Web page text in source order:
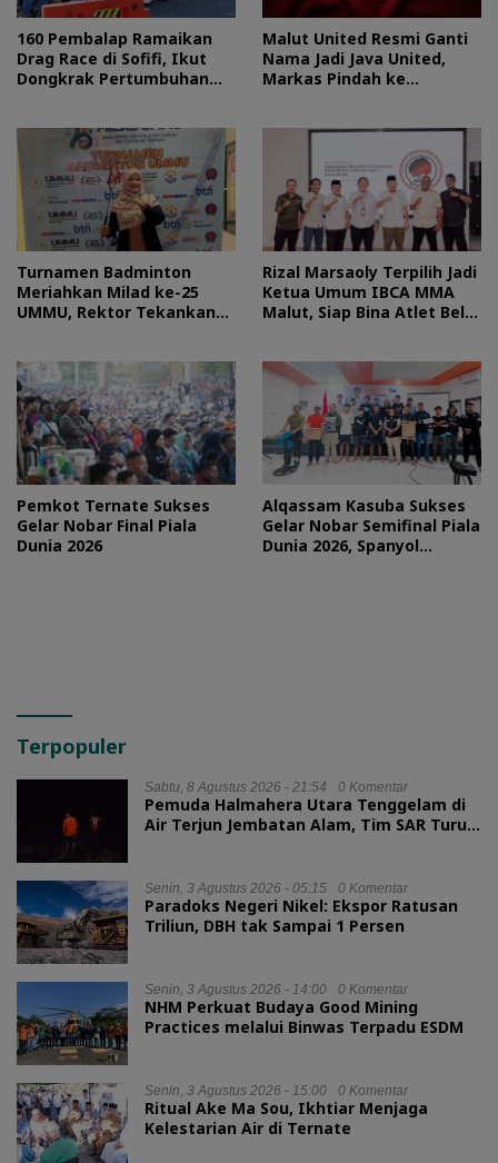
160 Pembalap Ramaikan
Drag Race di Sofifi, Ikut
Dongkrak Pertumbuhan
Malut United Resmi Ganti
Nama Jadi Java United,
Markas Pindah ke
Turnamen Badminton
Meriahkan Milad ke-25
UMMU, Rektor Tekankan
Rizal Marsaoly Terpilih Jadi
Ketua Umum IBCA MMA
Malut, Siap Bina Atlet Bela
Pemkot Ternate Sukses
Gelar Nobar Final Piala
Dunia 2026
Alqassam Kasuba Sukses
Gelar Nobar Semifinal Piala
Dunia 2026, Spanyol
Terpopuler
Sabtu, 8 Agustus 2026 - 21:54 0 Komentar
Pemuda Halmahera Utara Tenggelam di
Air Terjun Jembatan Alam, Tim SAR Turun
Senin, 3 Agustus 2026 - 05:15 0 Komentar
Paradoks Negeri Nikel: Ekspor Ratusan
Triliun, DBH tak Sampai 1 Persen
Senin, 3 Agustus 2026 - 14:00 0 Komentar
NHM Perkuat Budaya Good Mining
Practices melalui Binwas Terpadu ESDM
Senin, 3 Agustus 2026 - 15:00 0 Komentar
Ritual Ake Ma Sou, Ikhtiar Menjaga
Kelestarian Air di Ternate